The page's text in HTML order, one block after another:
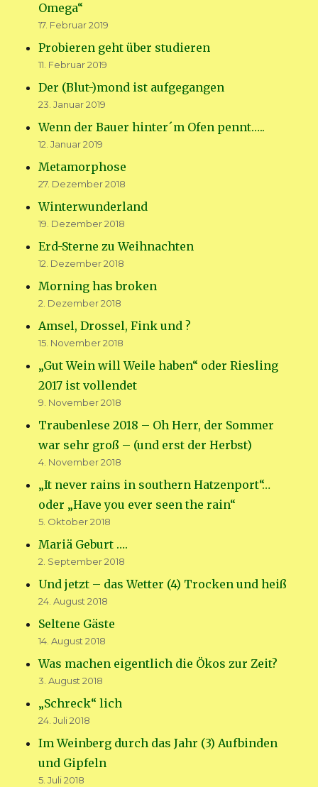
Omega“
17. Februar 2019
Probieren geht über studieren
11. Februar 2019
Der (Blut-)mond ist aufgegangen
23. Januar 2019
Wenn der Bauer hinter´m Ofen pennt…..
12. Januar 2019
Metamorphose
27. Dezember 2018
Winterwunderland
19. Dezember 2018
Erd-Sterne zu Weihnachten
12. Dezember 2018
Morning has broken
2. Dezember 2018
Amsel, Drossel, Fink und ?
15. November 2018
„Gut Wein will Weile haben“ oder Riesling
2017 ist vollendet
9. November 2018
Traubenlese 2018 – Oh Herr, der Sommer
war sehr groß – (und erst der Herbst)
4. November 2018
„It never rains in southern Hatzenport“…
oder „Have you ever seen the rain“
5. Oktober 2018
Mariä Geburt ….
2. September 2018
Und jetzt – das Wetter (4) Trocken und heiß
24. August 2018
Seltene Gäste
14. August 2018
Was machen eigentlich die Ökos zur Zeit?
3. August 2018
„Schreck“ lich
24. Juli 2018
Im Weinberg durch das Jahr (3) Aufbinden
und Gipfeln
5. Juli 2018